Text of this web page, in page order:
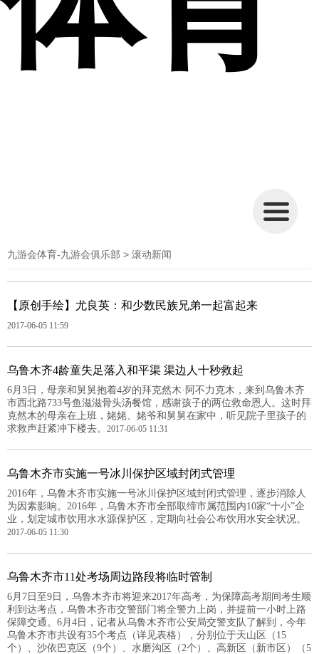
九游会体育-九游会俱乐部 > 滚动新闻
【原创手绘】尤良英：和少数民族兄弟一起富起来
2017-06-05 11:59
乌鲁木齐4龄童失足落入和平渠 渠边人十秒救起
6月3日，母亲和舅舅抱着4岁的拜克然木·阿不力克木，来到乌鲁木齐
市西北路733号鱼滋滋骨头汤餐馆，感谢孩子的两位救命恩人。这时拜
克然木的母亲在上班，姥姥、姥爷和舅舅在家中，听见院子里孩子的
求救声赶紧冲下楼去。 2017-06-05 11:31
乌鲁木齐市实施一号冰川保护区域封闭式管理
2016年，乌鲁木齐市实施一号冰川保护区域封闭式管理，逐步消除人
为因素影响。2016年，乌鲁木齐市全部取缔市属范围内10家“十小”企
业，划定城市饮用水水源保护区，定期向社会公布饮用水安全状况。
2017-06-05 11:30
乌鲁木齐市11处考场周边路段将临时管制
6月7日至9日，乌鲁木齐市将迎来2017年高考，为保障高考期间考生顺
利到达考点，乌鲁木齐市交警部门将全警力上岗，并提前一小时上路
保障交通。6月4日，记者从乌鲁木齐市公安局交警支队了解到，今年
乌鲁木齐市共设有35个考点（详见表格），分别位于天山区（15
个）、沙依巴克区（9个）、水磨沟区（2个）、高新区（新市区）（5